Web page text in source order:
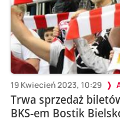
19 Kwiecień 2023, 10:29
Trwa sprzedaż
BKS-em Bostik